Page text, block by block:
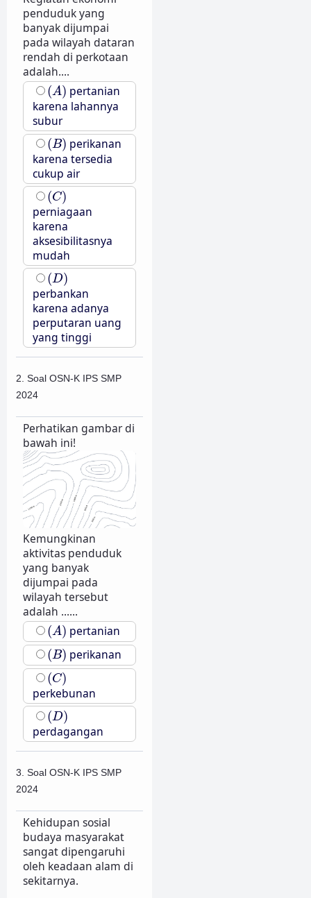
penduduk yang
banyak dijumpai
pada wilayah dataran
rendah di perkotaan
adalah....
(A)
(A) pertanian
karena lahannya
subur
(B)
(B) perikanan
karena tersedia
cukup air
(C)
(C)
perniagaan
karena
aksesibilitasnya
mudah
(D)
(D)
perbankan
karena adanya
perputaran uang
yang tinggi
2. Soal OSN-K IPS SMP
2024
Perhatikan gambar di
bawah ini!
Kemungkinan
aktivitas penduduk
yang banyak
dijumpai pada
wilayah tersebut
adalah ......
(A)
(A) pertanian
(B)
(B) perikanan
(C)
(C)
perkebunan
(D)
(D)
perdagangan
3. Soal OSN-K IPS SMP
2024
Kehidupan sosial
budaya masyarakat
sangat dipengaruhi
oleh keadaan alam di
sekitarnya.